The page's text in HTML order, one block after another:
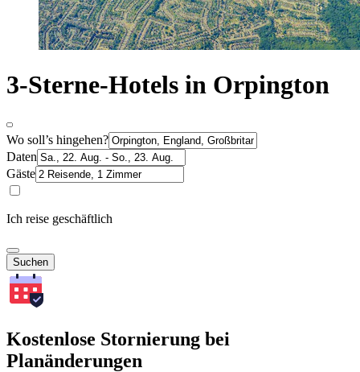
3-Sterne-Hotels in Orpington
Wo soll’s hingehen?
Daten
Gäste
Ich reise geschäftlich
Suchen
Kostenlose Stornierung bei
Planänderungen